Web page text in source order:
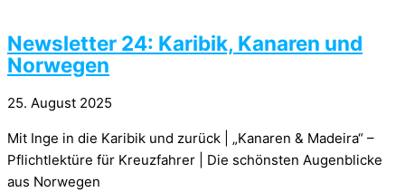
Newsletter 24: Karibik, Kanaren und
Norwegen
25. August 2025
Mit Inge in die Karibik und zurück | „Kanaren & Madeira“ –
Pflichtlektüre für Kreuzfahrer | Die schönsten Augenblicke
aus Norwegen